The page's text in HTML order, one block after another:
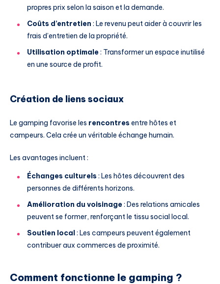
propres prix selon la saison et la demande.
Coûts d’entretien : Le revenu peut aider à couvrir les
frais d’entretien de la propriété.
Utilisation optimale: Transformer un espace inutilisé
en une source de profit.
Création de liens sociaux
Le gamping favorise les rencontres entre hôtes et
campeurs. Cela crée un véritable échange humain.
Les avantages incluent :
Échanges culturels : Les hôtes découvrent des
personnes de différents horizons.
Amélioration du voisinage: Des relations amicales
peuvent se former, renforçant le tissu social local.
Soutien local : Les campeurs peuvent également
contribuer aux commerces de proximité.
Comment fonctionne le gamping ?